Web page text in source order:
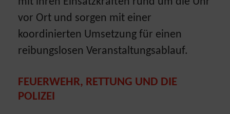
vor Ort und sorgen mit einer
koordinierten Umsetzung für einen
reibungslosen Veranstaltungsablauf.
FEUERWEHR, RETTUNG UND DIE
POLIZEI